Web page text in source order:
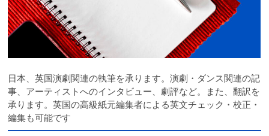
日本、英国演劇関連の執筆を承ります。演劇・ダンス関連の記
事、アーティストへのインタビュー、劇評など。また、翻訳を
承ります。英国の高級紙元編集者による英文チェック・校正・
編集も可能です